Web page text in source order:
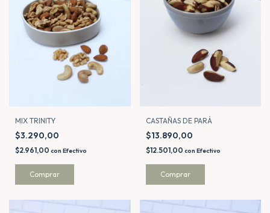
MIX TRINITY
$3.290,00
$2.961,00 con Efectivo
Comprar
CASTAÑAS DE PARÁ
$13.890,00
$12.501,00 con Efectivo
Comprar